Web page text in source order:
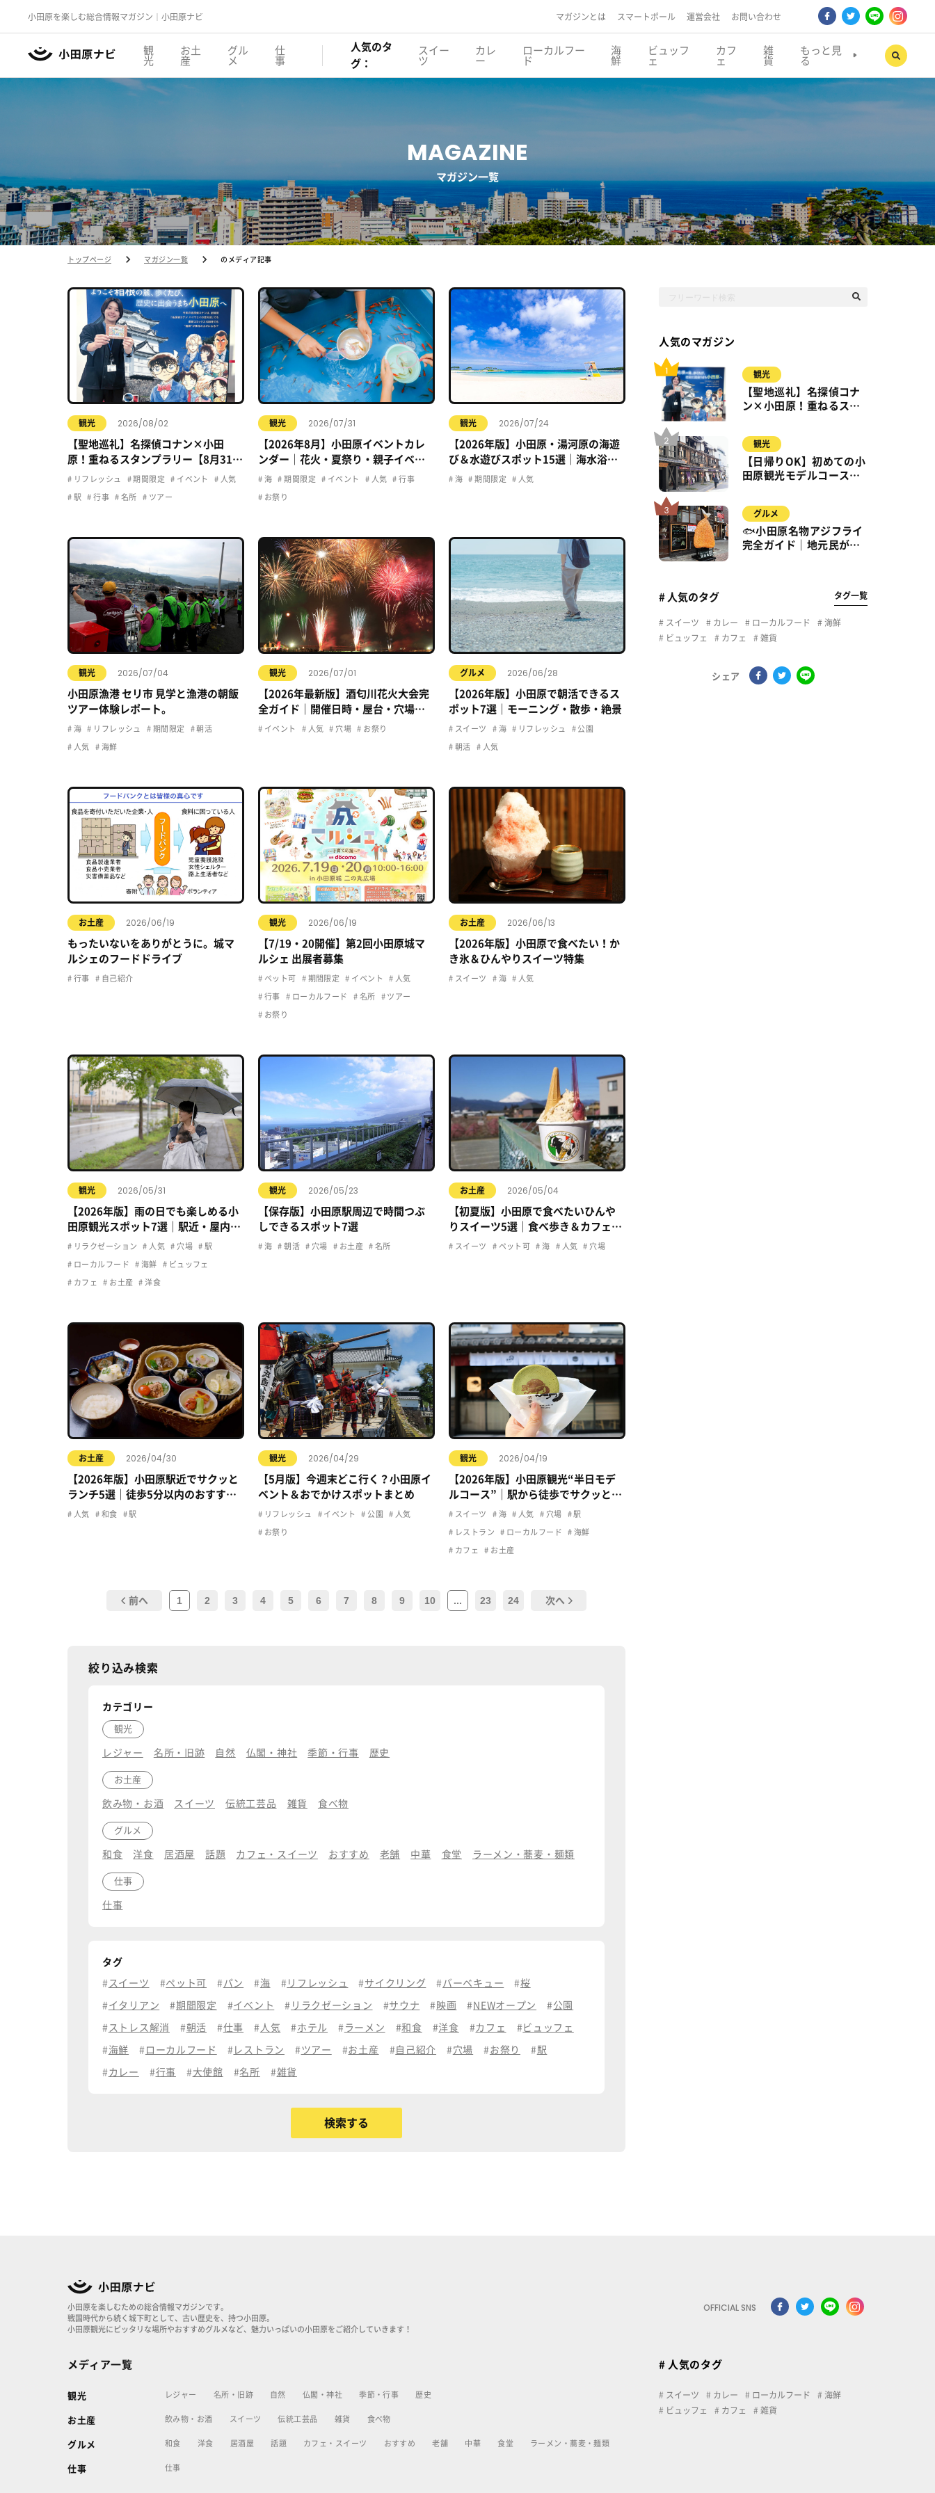
小田原を楽しむ総合情報マガジン｜小田原ナビ マガジンとは スマートポール 運営会社 お問い合わせ
観
光
お土
産
グル
メ
仕
事
人気のタ
グ：
スイー
ツ
カレ
ー
ローカルフー
ド
海
鮮
ビュッフ
ェ
カフ
ェ
雑
貨
もっと見
る
MAGAZINE
マガジン一覧
トップページ マガジン一覧 のメディア記事
観光 2026/08/02
【聖地巡礼】名探偵コナン×小田
原！重ねるスタンプラリー【8月31日
まで】小田原・箱根・湯河原
リフレッシュ 期間限定 イベント 人気
駅 行事 名所 ツアー
観光 2026/07/31
【2026年8月】小田原イベントカレ
ンダー｜花火・夏祭り・親子イベン
ト・夏休みおでかけ情報まとめ
海 期間限定 イベント 人気 行事
お祭り
観光 2026/07/24
【2026年版】小田原・湯河原の海遊
び＆水遊びスポット15選｜海水浴・
プール・子ども向け完全ガイド
海 期間限定 人気
観光 2026/07/04
小田原漁港 セリ市 見学と漁港の朝飯
ツアー体験レポート。
海 リフレッシュ 期間限定 朝活
人気 海鮮
観光 2026/07/01
【2026年最新版】酒匂川花火大会完
全ガイド｜開催日時・屋台・穴場・
駐車場・アクセス情報まとめ
イベント 人気 穴場 お祭り
グルメ 2026/06/28
【2026年版】小田原で朝活できるス
ポット7選｜モーニング・散歩・絶景
スイーツ 海 リフレッシュ 公園
朝活 人気
お土産 2026/06/19
もったいないをありがとうに。城マ
ルシェのフードドライブ
行事 自己紹介
観光 2026/06/19
【7/19・20開催】第2回小田原城マ
ルシェ 出展者募集
ペット可 期間限定 イベント 人気
行事 ローカルフード 名所 ツアー
お祭り
お土産 2026/06/13
【2026年版】小田原で食べたい！か
き氷＆ひんやりスイーツ特集
スイーツ 海 人気
観光 2026/05/31
【2026年版】雨の日でも楽しめる小
田原観光スポット7選｜駅近・屋内・
カフェで快適おでかけ
リラクゼーション 人気 穴場 駅
ローカルフード 海鮮 ビュッフェ
カフェ お土産 洋食
観光 2026/05/23
【保存版】小田原駅周辺で時間つぶ
しできるスポット7選
海 朝活 穴場 お土産 名所
お土産 2026/05/04
【初夏版】小田原で食べたいひんや
りスイーツ5選｜食べ歩き＆カフェま
とめ
スイーツ ペット可 海 人気 穴場
お土産 2026/04/30
【2026年版】小田原駅近でサクッと
ランチ5選｜徒歩5分以内のおすすめ
店まとめ
人気 和食 駅
観光 2026/04/29
【5月版】今週末どこ行く？小田原イ
ベント＆おでかけスポットまとめ
リフレッシュ イベント 公園 人気
お祭り
観光 2026/04/19
【2026年版】小田原観光“半日モデ
ルコース”｜駅から徒歩でサクッと楽
しむおすすめプラン
スイーツ 海 人気 穴場 駅
レストラン ローカルフード 海鮮
カフェ お土産
前へ 1 2 3 4 5 6 7 8 9 10 ... 23 24 次へ
絞り込み検索
カテゴリー
観光
レジャー 名所・旧跡 自然 仏閣・神社 季節・行事 歴史
お土産
飲み物・お酒 スイーツ 伝統工芸品 雑貨 食べ物
グルメ
和食 洋食 居酒屋 話題 カフェ・スイーツ おすすめ 老舗 中華 食堂 ラーメン・蕎麦・麺類
仕事
仕事
タグ
スイーツ ペット可 パン 海 リフレッシュ サイクリング バーベキュー 桜
イタリアン 期間限定 イベント リラクゼーション サウナ 映画 NEWオープン 公園
ストレス解消 朝活 仕事 人気 ホテル ラーメン 和食 洋食 カフェ ビュッフェ
海鮮 ローカルフード レストラン ツアー お土産 自己紹介 穴場 お祭り 駅
カレー 行事 大使館 名所 雑貨
人気のマガジン
観光
【聖地巡礼】名探偵コナ
ン×小田原！重ねるスタ
で】小田原・箱根・湯河
原
観光
【日帰りOK】初めての小
田原観光モデルコース｜
満喫
グルメ
🐟小田原名物アジフライ
完全ガイド｜地元民が通
# 人気のタグ タグ一覧
スイーツ カレー ローカルフード
海鮮
ビュッフェ
カフェ 雑貨
シェア
小田原を楽しむための総合情報マガジンです。
戦国時代から続く城下町として、古い歴史を、持つ小田原。
小田原観光にピッタリな場所やおすすめグルメなど、魅力いっぱいの小田原をご紹介していきます！
OFFICIAL SNS
メディア一覧
観光 レジャー 名所・旧跡 自然 仏閣・神社 季節・行事 歴史
お土産 飲み物・お酒 スイーツ 伝統工芸品 雑貨 食べ物
グルメ 和食 洋食 居酒屋 話題 カフェ・スイーツ おすすめ 老舗 中華 食堂 ラーメン・蕎麦・麺類
仕事 仕事
# 人気のタグ
スイーツ カレー ローカルフード
海鮮
ビュッフェ
カフェ 雑貨